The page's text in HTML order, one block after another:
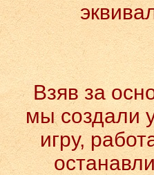
Взяв за
мы создали
игру,